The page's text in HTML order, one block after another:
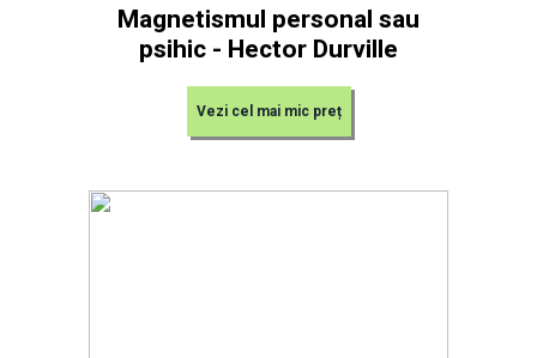
Magnetismul personal sau
psihic - Hector Durville
Vezi cel mai mic preț